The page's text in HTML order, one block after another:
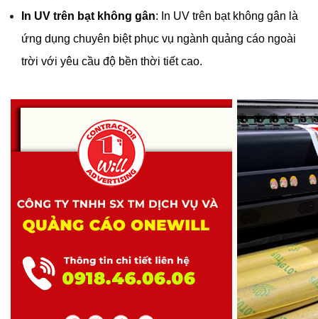
In UV trên bạt không gân: In UV trên bạt không gân là
ứng dụng chuyên biệt phục vụ ngành quảng cáo ngoài
trời với yêu cầu độ bền thời tiết cao.